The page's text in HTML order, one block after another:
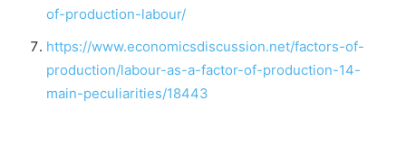
of-production-labour/
https://www.economicsdiscussion.net/factors-of-
production/labour-as-a-factor-of-production-14-
main-peculiarities/18443